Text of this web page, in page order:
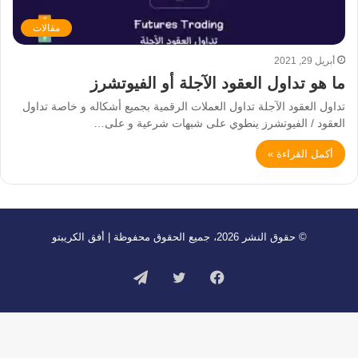
مقالات
أبريل 29, 2021
ما هو تداول العقود الآجلة أو الفيوتشرز
تداول العقود الآجلة تداول العملات الرقمية بجميع أشكاله و خاصة تداول
العقود / الفيوتشرز ينطوي على شبهات شرعية و على…
أكمل القراءة »
© حقوق النشر 2026، جميع الحقوق محفوظة | أفق الكريبتو
فيسبوك تويتر تيلقرام